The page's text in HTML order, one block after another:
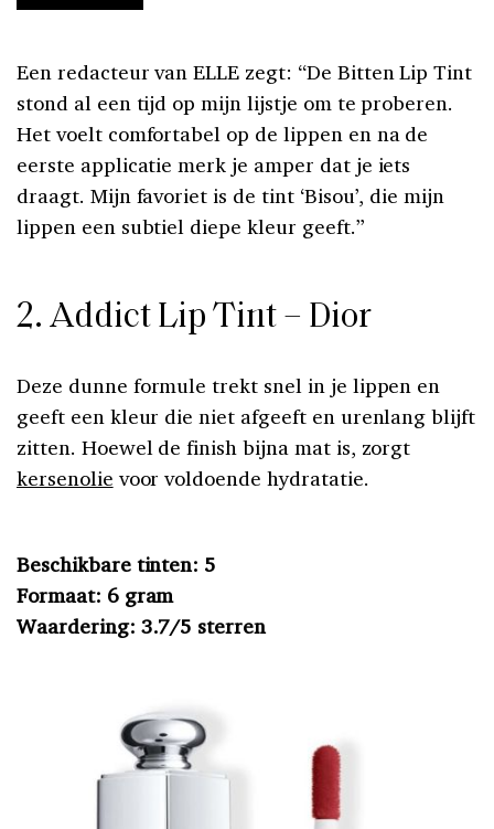
Een redacteur van ELLE zegt: “De Bitten Lip Tint
stond al een tijd op mijn lijstje om te proberen.
Het voelt comfortabel op de lippen en na de
eerste applicatie merk je amper dat je iets
draagt. Mijn favoriet is de tint ‘Bisou’, die mijn
lippen een subtiel diepe kleur geeft.”
2. Addict Lip Tint – Dior
Deze dunne formule trekt snel in je lippen en
geeft een kleur die niet afgeeft en urenlang blijft
zitten. Hoewel de finish bijna mat is, zorgt
kersenolie voor voldoende hydratatie.
Beschikbare tinten: 5
Formaat: 6 gram
Waardering: 3.7/5 sterren